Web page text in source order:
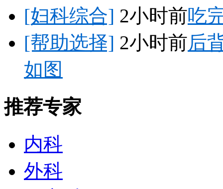
[妇科综合] 2小时前吃
[帮助选择] 2小时前后
如图
推荐专家
内科
外科